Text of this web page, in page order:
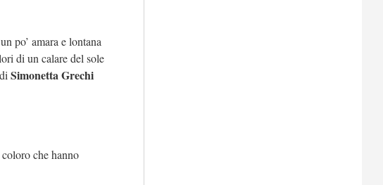
po’ amara e lontana
di un calare del sole
Simonetta Grechi
che hanno